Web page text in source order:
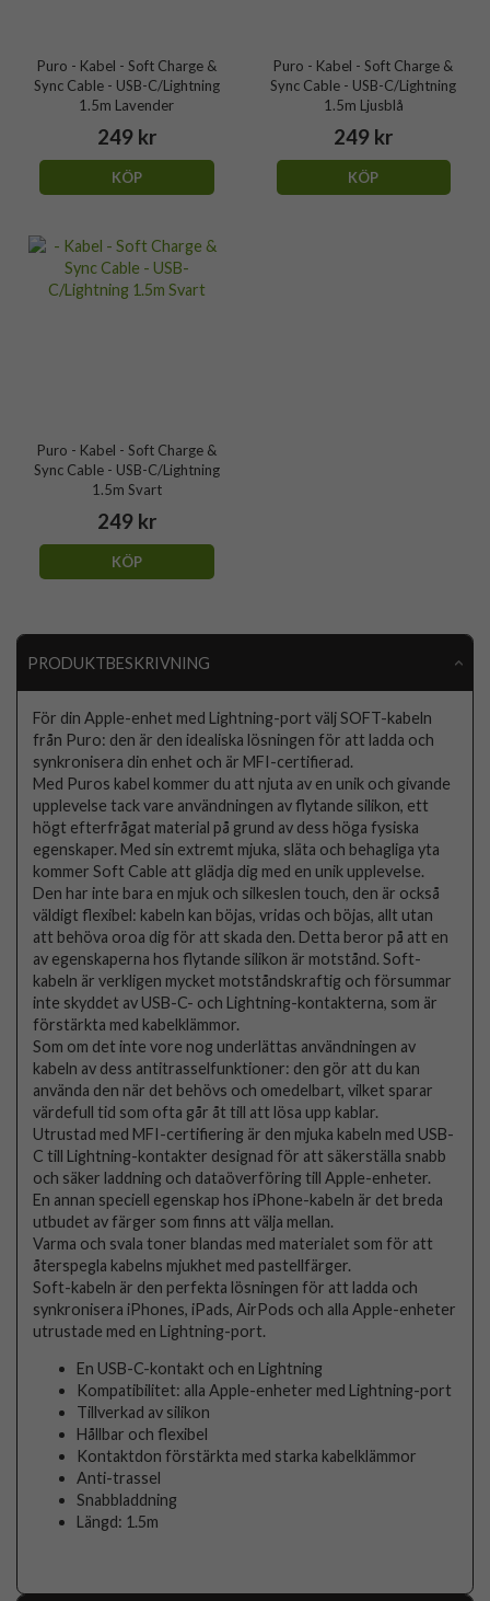
Puro - Kabel - Soft Charge &
Sync Cable - USB-C/Lightning
1.5m Lavender
249 kr
KÖP
Puro - Kabel - Soft Charge &
Sync Cable - USB-C/Lightning
1.5m Ljusblå
249 kr
KÖP
Puro - Kabel - Soft Charge &
Sync Cable - USB-C/Lightning
1.5m Svart
249 kr
KÖP
PRODUKTBESKRIVNING
För din Apple-enhet med Lightning-port välj SOFT-kabeln
från Puro: den är den idealiska lösningen för att ladda och
synkronisera din enhet och är MFI-certifierad.
Med Puros kabel kommer du att njuta av en unik och givande
upplevelse tack vare användningen av flytande silikon, ett
högt efterfrågat material på grund av dess höga fysiska
egenskaper. Med sin extremt mjuka, släta och behagliga yta
kommer Soft Cable att glädja dig med en unik upplevelse.
Den har inte bara en mjuk och silkeslen touch, den är också
väldigt flexibel: kabeln kan böjas, vridas och böjas, allt utan
att behöva oroa dig för att skada den. Detta beror på att en
av egenskaperna hos flytande silikon är motstånd. Soft-
kabeln är verkligen mycket motståndskraftig och försummar
inte skyddet av USB-C- och Lightning-kontakterna, som är
förstärkta med kabelklämmor.
Som om det inte vore nog underlättas användningen av
kabeln av dess antitrasselfunktioner: den gör att du kan
använda den när det behövs och omedelbart, vilket sparar
värdefull tid som ofta går åt till att lösa upp kablar.
Utrustad med MFI-certifiering är den mjuka kabeln med USB-
C till Lightning-kontakter designad för att säkerställa snabb
och säker laddning och dataöverföring till Apple-enheter.
En annan speciell egenskap hos iPhone-kabeln är det breda
utbudet av färger som finns att välja mellan.
Varma och svala toner blandas med materialet som för att
återspegla kabelns mjukhet med pastellfärger.
Soft-kabeln är den perfekta lösningen för att ladda och
synkronisera iPhones, iPads, AirPods och alla Apple-enheter
utrustade med en Lightning-port.
En USB-C-kontakt och en Lightning
Kompatibilitet: alla Apple-enheter med Lightning-port
Tillverkad av silikon
Hållbar och flexibel
Kontaktdon förstärkta med starka kabelklämmor
Anti-trassel
Snabbladdning
Längd: 1.5m